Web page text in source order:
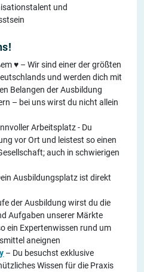
und
♥ – Wir sind einer der größten
und werden dich mit
Belangen der Ausbildung
– bei uns wirst du nicht allein
Arbeitsplatz - Du
vor Ort und leistest so einen
auch in schwierigen
Ausbildungsplatz ist direkt
der Ausbildung wirst du die
Aufgaben unserer Märkte
ein Expertenwissen rund um
aneignen
– Du besuchst exklusive
Wissen für die Praxis